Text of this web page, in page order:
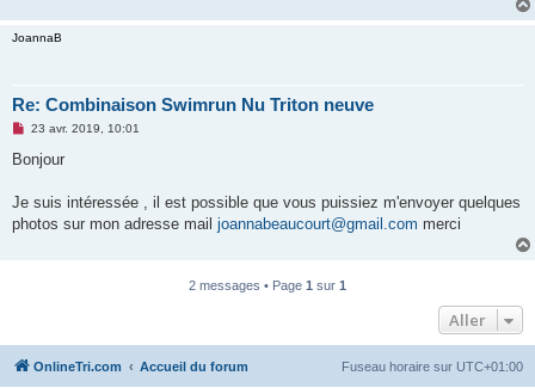
JoannaB
Re: Combinaison Swimrun Nu Triton neuve
M
s
g
n
23 avr. 2019, 10:01
Bonjour
Je suis intéressée , il est possible que vous puissiez m'envoyer quelques
photos sur mon adresse mail joannabeaucourt@gmail.com merci
2 messages • Page 1 sur 1
Aller
OnlineTri.com Accueil du forum Fuseau horaire sur UTC+01:00